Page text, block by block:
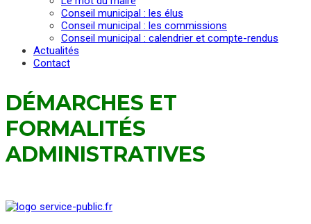
Conseil municipal : les élus
Conseil municipal : les commissions
Conseil municipal : calendrier et compte-rendus
Actualités
Contact
DÉMARCHES ET
FORMALITÉS
ADMINISTRATIVES